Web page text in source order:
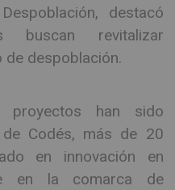
destacó
buscan revitalizar
despoblación.
han sido
Codés, más de 20
en innovación en
en la comarca de